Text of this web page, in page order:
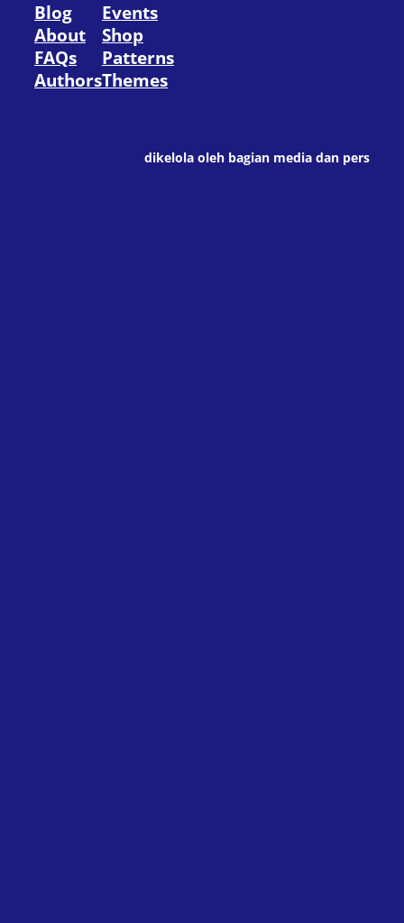
Blog
About
FAQs
Authors
Events
Shop
Patterns
Themes
dikelola oleh bagian media dan pers